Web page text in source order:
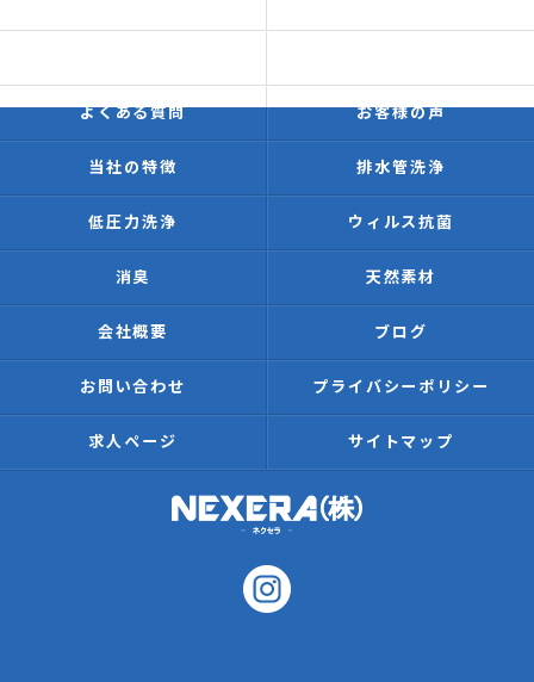
よくある質問 お客様の声
当社の特徴 排水管洗浄
低圧力洗浄 ウィルス抗菌
消臭 天然素材
会社概要 ブログ
お問い合わせ プライバシーポリシー
求人ページ サイトマップ